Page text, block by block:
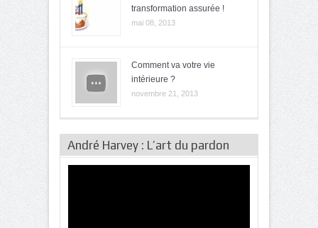
transformation assurée !
mai 08, 2013
Comment va votre vie
intérieure ?
novembre 21, 2013
André Harvey : L’art du pardon